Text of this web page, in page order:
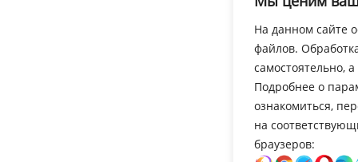
На данном сайте
файлов.
самостоятельно,
Подробнее о
ознакомиться,
на
браузеров: